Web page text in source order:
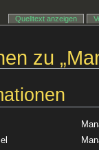
zu
Quelltext anzeigen